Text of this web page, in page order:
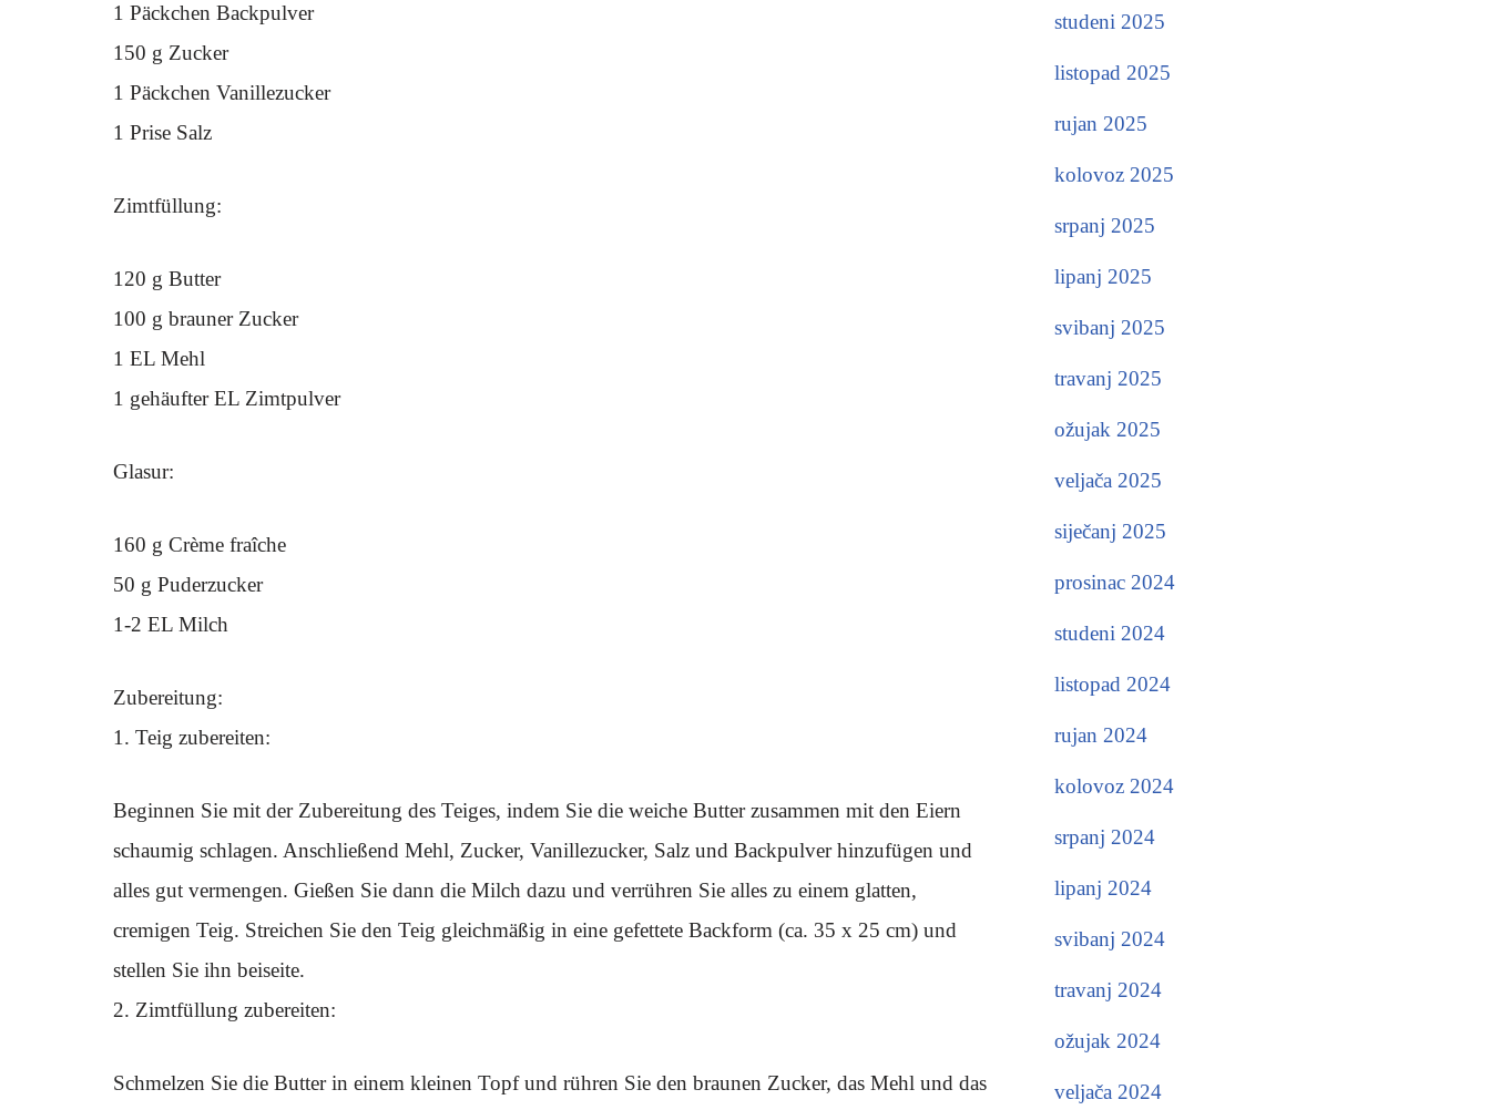
1 Päckchen Backpulver
150 g Zucker
1 Päckchen Vanillezucker
1 Prise Salz
Zimtfüllung:
120 g Butter
100 g brauner Zucker
1 EL Mehl
1 gehäufter EL Zimtpulver
Glasur:
160 g Crème fraîche
50 g Puderzucker
1-2 EL Milch
Zubereitung:
1. Teig zubereiten:
Beginnen Sie mit der Zubereitung des Teiges, indem Sie die weiche Butter zusammen mit den Eiern
schaumig schlagen. Anschließend Mehl, Zucker, Vanillezucker, Salz und Backpulver hinzufügen und
alles gut vermengen. Gießen Sie dann die Milch dazu und verrühren Sie alles zu einem glatten,
cremigen Teig. Streichen Sie den Teig gleichmäßig in eine gefettete Backform (ca. 35 x 25 cm) und
stellen Sie ihn beiseite.
2. Zimtfüllung zubereiten:
Schmelzen Sie die Butter in einem kleinen Topf und rühren Sie den braunen Zucker, das Mehl und das
studeni 2025
listopad 2025
rujan 2025
kolovoz 2025
srpanj 2025
lipanj 2025
svibanj 2025
travanj 2025
ožujak 2025
veljača 2025
siječanj 2025
prosinac 2024
studeni 2024
listopad 2024
rujan 2024
kolovoz 2024
srpanj 2024
lipanj 2024
svibanj 2024
travanj 2024
ožujak 2024
veljača 2024